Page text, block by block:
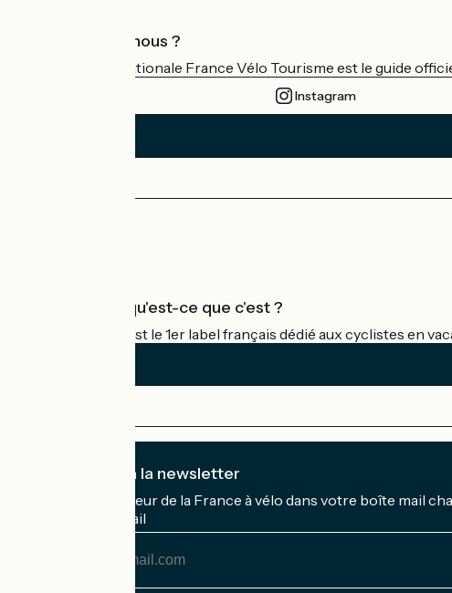
Qui sommes-nous ?
L'association nationale France Vélo Tourisme est le guide
Instagram
Accueil Vélo qu'est-ce que c'est ?
Accueil Vélo c'est le 1er label français dédié aux cyclistes en
Je m'abonne à la newsletter
Recevez le meilleur de la France à vélo dans votre boîte mail
Mon adresse mail